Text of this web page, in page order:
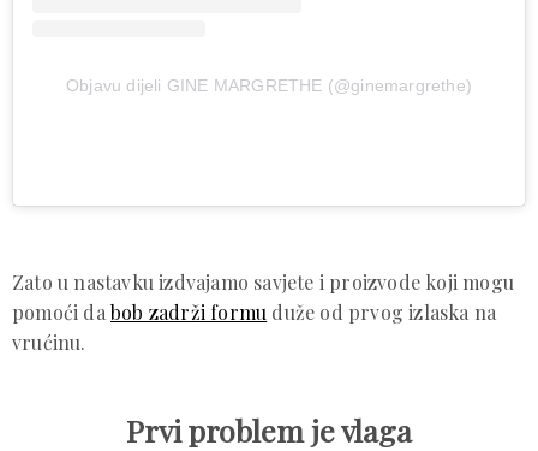
Objavu dijeli GINE MARGRETHE (@ginemargrethe)
Zato u nastavku izdvajamo savjete i proizvode koji mogu
pomoći da bob zadrži formu duže od prvog izlaska na
vrućinu.
Prvi problem je vlaga